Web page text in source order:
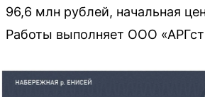
96,6 млн рублей, начальная
Работы выполняет ООО